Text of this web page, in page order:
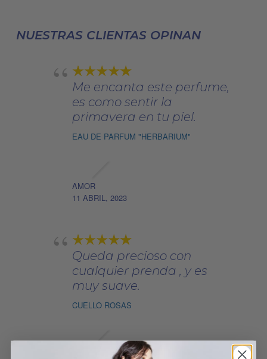
elegir
de
producto
NUESTRAS CLIENTAS OPINAN
Me encanta este perfume,
es como sentir la
primavera en tu piel.
EAU DE PARFUM "HERBARIUM"
AMOR
11 ABRIL, 2023
Queda precioso con
cualquier prenda , y es
muy suave.
CUELLO ROSAS